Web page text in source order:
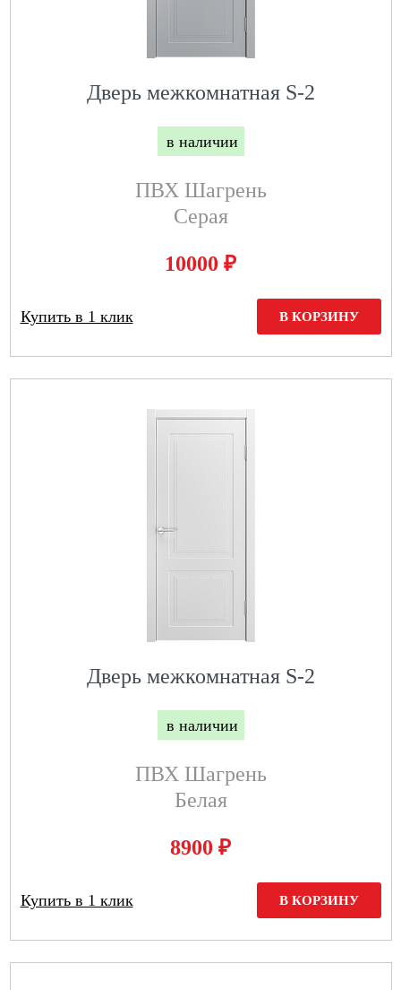
Дверь межкомнатная S-2
в наличии
ПВХ Шагрень
Серая
10000 ₽
Купить в 1 клик В КОРЗИНУ
Дверь межкомнатная S-2
в наличии
ПВХ Шагрень
Белая
8900 ₽
Купить в 1 клик В КОРЗИНУ